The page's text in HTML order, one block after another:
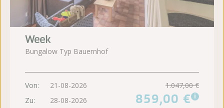
Week
Bungalow Typ Bauernhof
Von: 21-08-2026
1.047,00 €
Zu:
28-08-2026 859,00 € i